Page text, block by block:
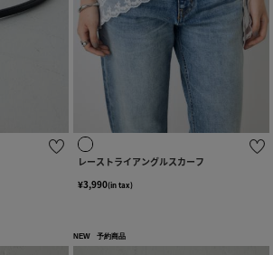
レーストライアングルスカーフ
¥3,990(in tax)
NEW 予約商品